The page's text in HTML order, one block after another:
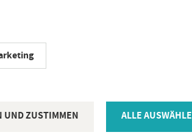
UND ZUSTIMMEN ALLE
Dural